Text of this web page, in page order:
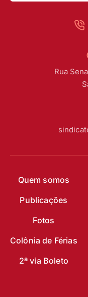
Quem somos
Publicações
Fotos
Colônia de Férias
2ª via Boleto
Rua